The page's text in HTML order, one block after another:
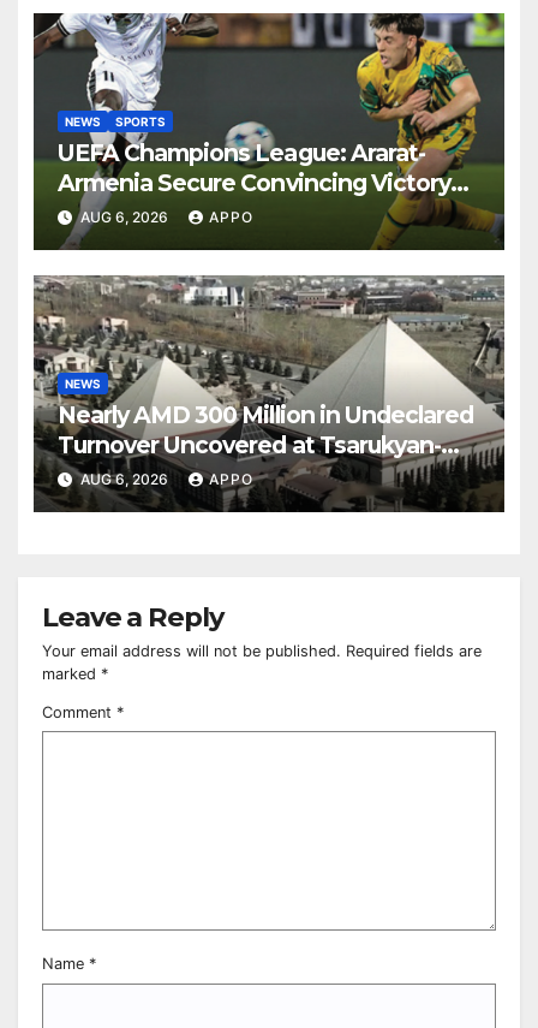
NEWS SPORTS
UEFA Champions League: Ararat-
Armenia Secure Convincing Victory
Over Shamrock Rovers 2-0
AUG 6, 2026 APPO
NEWS
Nearly AMD 300 Million in Undeclared
Turnover Uncovered at Tsarukyan-
Owned Entertainment Center
AUG 6, 2026 APPO
Leave a Reply
Your email address will not be published. Required fields are
marked *
Comment *
Name *